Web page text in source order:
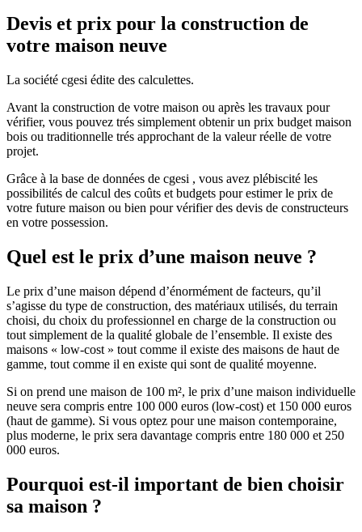
Devis et prix pour la construction de
votre maison neuve
La société cgesi édite des calculettes.
Avant la construction de votre maison ou après les travaux pour
vérifier, vous pouvez trés simplement obtenir un prix budget maison
bois ou traditionnelle trés approchant de la valeur réelle de votre
projet.
Grâce à la base de données de cgesi , vous avez plébiscité les
possibilités de calcul des coûts et budgets pour estimer le prix de
votre future maison ou bien pour vérifier des devis de constructeurs
en votre possession.
Quel est le prix d’une maison neuve ?
Le prix d’une maison dépend d’énormément de facteurs, qu’il
s’agisse du type de construction, des matériaux utilisés, du terrain
choisi, du choix du professionnel en charge de la construction ou
tout simplement de la qualité globale de l’ensemble. Il existe des
maisons « low-cost » tout comme il existe des maisons de haut de
gamme, tout comme il en existe qui sont de qualité moyenne.
Si on prend une maison de 100 m², le prix d’une maison individuelle
neuve sera compris entre 100 000 euros (low-cost) et 150 000 euros
(haut de gamme). Si vous optez pour une maison contemporaine,
plus moderne, le prix sera davantage compris entre 180 000 et 250
000 euros.
Pourquoi est-il important de bien choisir
sa maison ?